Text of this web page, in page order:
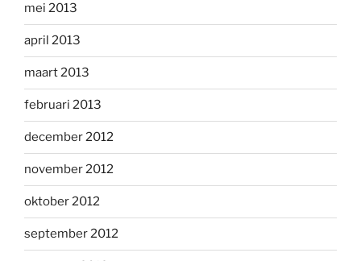
mei 2013
april 2013
maart 2013
februari 2013
december 2012
november 2012
oktober 2012
september 2012